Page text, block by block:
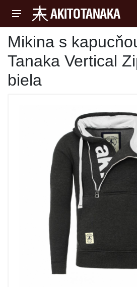
Mikina s
Tanaka Vertical
biela